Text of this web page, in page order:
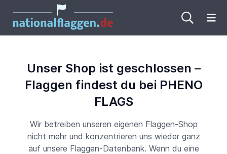
Unser Shop ist geschlossen –
Flaggen findest du bei PHENO
FLAGS
Wir betreiben unseren eigenen Flaggen-Shop
nicht mehr und konzentrieren uns wieder ganz
auf unsere Flaggen-Datenbank. Wenn du eine